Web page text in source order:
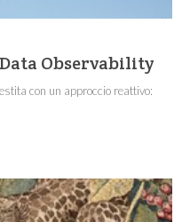
Observability
con un approccio reattivo: